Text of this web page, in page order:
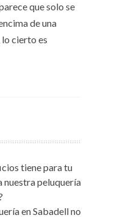
que solo se
de una
cierto es
tiene para tu
nuestra peluquería
en Sabadell no